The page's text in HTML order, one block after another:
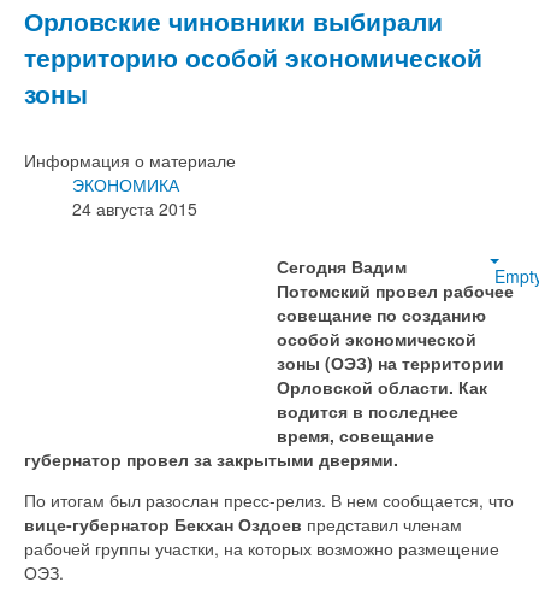
Орловские чиновники выбирали
территорию особой экономической
зоны
Информация о материале
ЭКОНОМИКА
24 августа 2015
Сегодня Вадим
Потомский провел рабочее
совещание по созданию
особой экономической
зоны (ОЭЗ) на территории
Орловской области. Как
водится в последнее
время, совещание
губернатор провел за закрытыми дверями.
По итогам был разослан пресс-релиз. В нем сообщается, что
вице-губернатор Бекхан Оздоев представил членам
рабочей группы участки, на которых возможно размещение
ОЭЗ.